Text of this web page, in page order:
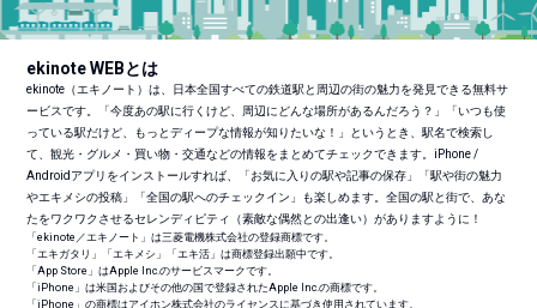
ekinote WEBとは
ekinote（エキノート）は、日本全国すべての鉄道駅と周辺の街の魅力を発見できる無料サ
ービスです。「今度あの駅に行くけど、周辺にどんな場所があるんだろう？」「いつも使
っている駅だけど、もっとディープな情報が知りたいな！」というとき、駅名で検索し
て、観光・グルメ・買い物・交通などの情報をまとめてチェックできます。iPhone /
Androidアプリをインストールすれば、「お気に入りの駅や記事の保存」「駅や街の魅力
やエキメシの投稿」「全国の駅へのチェックイン」も楽しめます。全国の駅と街で、あな
たをワクワクさせるセレンディピティ（素敵な偶然との出逢い）がありますように！
「ekinote／エキノート」は三菱電機株式会社の登録商標です。
「エキガタリ」「エキメシ」「エキ活」は商標登録出願中です。
「App Store」はApple Inc.のサービスマークです。
「iPhone」は米国およびその他の国で登録されたApple Inc.の商標です。
「iPhone」の商標はアイホン株式会社のライセンスに基づき使用されています。